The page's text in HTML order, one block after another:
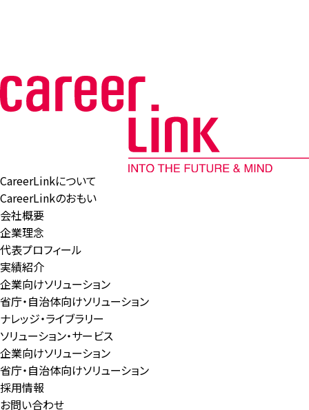
CareerLinkについて
CareerLinkのおもい
会社概要
企業理念
代表プロフィール
実績紹介
企業向けソリューション
省庁・自治体向けソリューション
ナレッジ・ライブラリー
ソリューション・サービス
企業向けソリューション
省庁・自治体向けソリューション
採用情報
お問い合わせ